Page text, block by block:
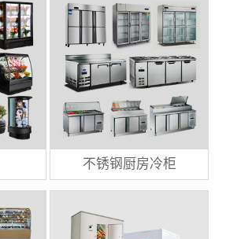
不锈钢厨房冷柜